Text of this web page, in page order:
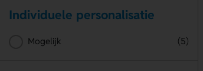
Individuele personalisatie
Mogelijk (5)